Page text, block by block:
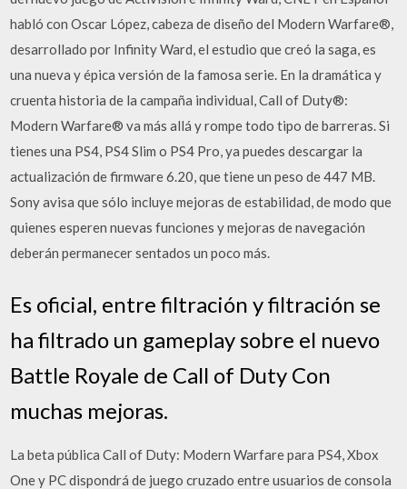
habló con Oscar López, cabeza de diseño del Modern Warfare®,
desarrollado por Infinity Ward, el estudio que creó la saga, es
una nueva y épica versión de la famosa serie. En la dramática y
cruenta historia de la campaña individual, Call of Duty®:
Modern Warfare® va más allá y rompe todo tipo de barreras. Si
tienes una PS4, PS4 Slim o PS4 Pro, ya puedes descargar la
actualización de firmware 6.20, que tiene un peso de 447 MB.
Sony avisa que sólo incluye mejoras de estabilidad, de modo que
quienes esperen nuevas funciones y mejoras de navegación
deberán permanecer sentados un poco más.
Es oficial, entre filtración y filtración se
ha filtrado un gameplay sobre el nuevo
Battle Royale de Call of Duty Con
muchas mejoras.
La beta pública Call of Duty: Modern Warfare para PS4, Xbox
One y PC dispondrá de juego cruzado entre usuarios de consola